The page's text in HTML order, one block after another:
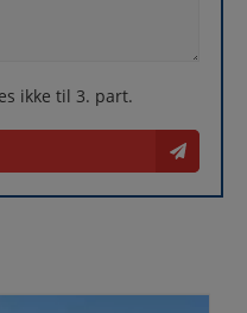
ikke til 3. part.